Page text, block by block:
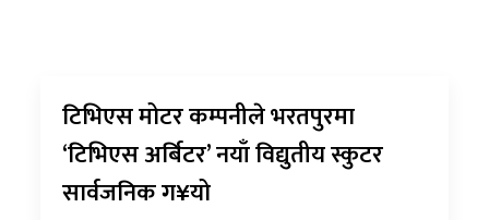
टिभिएस मोटर कम्पनीले भरतपुरमा
‘टिभिएस अर्बिटर’ नयाँ विद्युतीय स्कुटर
सार्वजनिक ग¥यो